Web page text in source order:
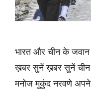
भारत और चीन के जवान
ख़बर सुनें ख़बर सुनें चीन
मनोज मुकुंद नरवणे अपने